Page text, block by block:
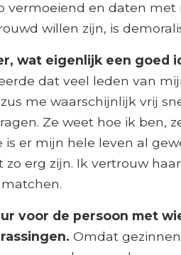
vermoeiend en daten
willen zijn, is
wat eigenlijk een goed
dat veel leden van
me waarschijnlijk vrij
Ze weet hoe ik ben,
er mijn hele leven al
erg zijn. Ik vertrouw
voor de persoon met
Omdat